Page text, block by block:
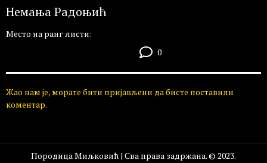
Немања Радоњић
Место на ранг листи:
0
Жао нам је, морате бити пријављени да бисте поставили
коментар.
Породица Миљковић | Сва права задржана. © 2023.